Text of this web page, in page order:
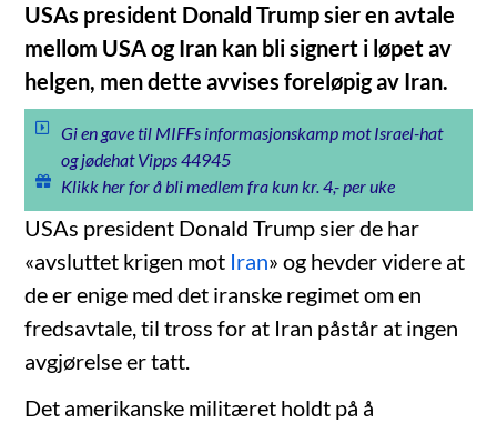
USAs president Donald Trump sier en avtale
mellom USA og Iran kan bli signert i løpet av
helgen, men dette avvises foreløpig av Iran.
Gi en gave til MIFFs informasjonskamp mot Israel-hat
og jødehat Vipps 44945
Klikk her for å bli medlem fra kun kr. 4,- per uke
USAs president Donald Trump sier de har
«avsluttet krigen mot Iran» og hevder videre at
de er enige med det iranske regimet om en
fredsavtale, til tross for at Iran påstår at ingen
avgjørelse er tatt.
Det amerikanske militæret holdt på å